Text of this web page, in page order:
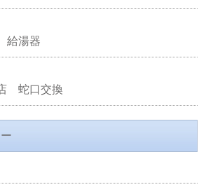
湯器
蛇口交換